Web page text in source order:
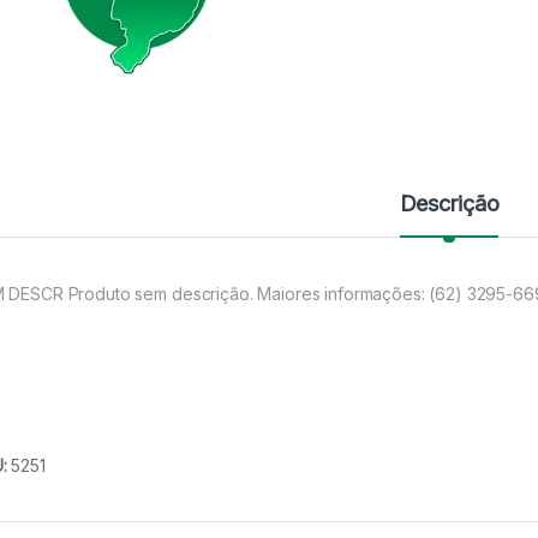
Descrição
DESCR Produto sem descrição. Maiores informações: (62) 3295-
5251